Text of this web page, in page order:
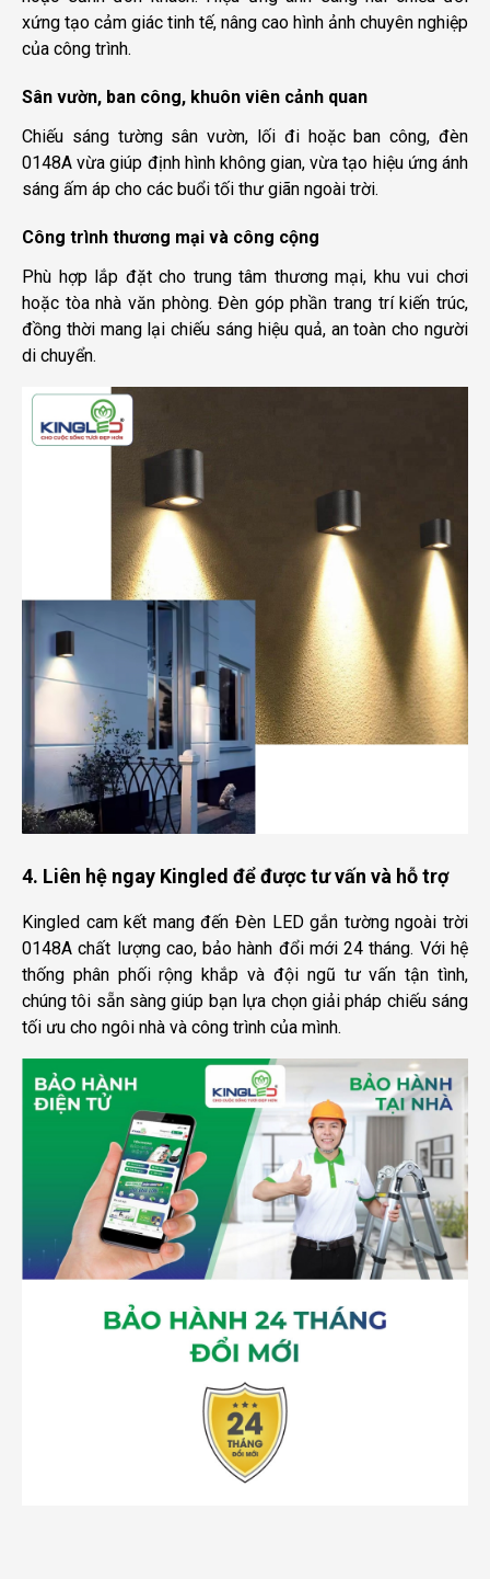
xứng tạo cảm giác tinh tế, nâng cao hình ảnh chuyên nghiệp
của công trình.
Sân vườn, ban công, khuôn viên cảnh quan
Chiếu sáng tường sân vườn, lối đi hoặc ban công, đèn
0148A vừa giúp định hình không gian, vừa tạo hiệu ứng ánh
sáng ấm áp cho các buổi tối thư giãn ngoài trời.
Công trình thương mại và công cộng
Phù hợp lắp đặt cho trung tâm thương mại, khu vui chơi
hoặc tòa nhà văn phòng. Đèn góp phần trang trí kiến trúc,
đồng thời mang lại chiếu sáng hiệu quả, an toàn cho người
di chuyển.
4. Liên hệ ngay Kingled để được tư vấn và hỗ trợ
Kingled cam kết mang đến Đèn LED gắn tường ngoài trời
0148A chất lượng cao, bảo hành đổi mới 24 tháng. Với hệ
thống phân phối rộng khắp và đội ngũ tư vấn tận tình,
chúng tôi sẵn sàng giúp bạn lựa chọn giải pháp chiếu sáng
tối ưu cho ngôi nhà và công trình của mình.